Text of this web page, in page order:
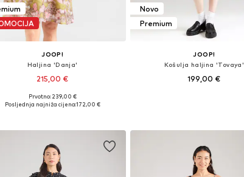
JOOP!
Haljina 'Danja'
215,00 €
veličine: 34, 36, 38, 40, 42, 44
Prvotno: 239,00 €
Posljednja najniža cijena:172,00 €
Novo
Premium
JOOP!
Košulja haljina 'Tovaya'
199,00 €